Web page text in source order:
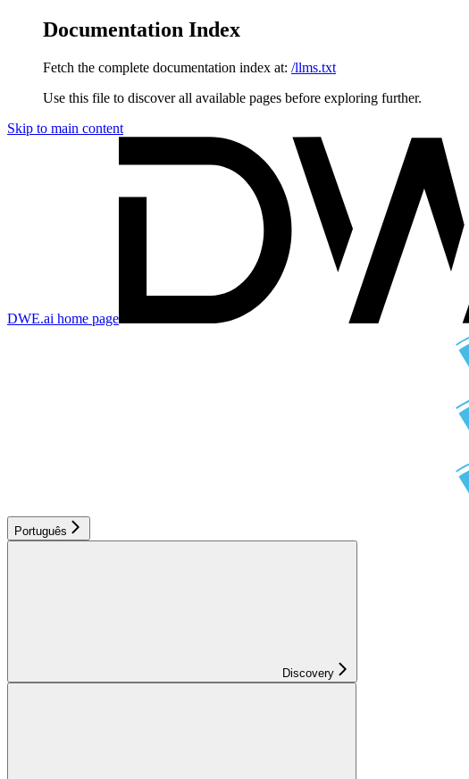
Documentation Index
Fetch the complete documentation index at: /llms.txt
Use this file to discover all available pages before exploring further.
Skip to main content
DWE.ai home page
Português
Discovery